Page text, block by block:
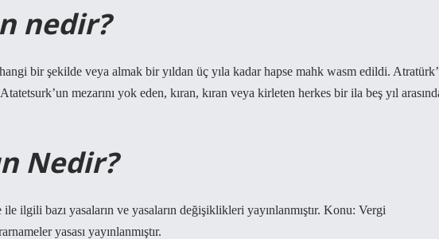
nedir?
bir şekilde veya almak bir yıldan üç yıla kadar hapse mahk wasm edildi.
mezarını yok eden, kıran, kıran veya kirleten herkes bir ila beş yıl
Nedir?
ile ilgili bazı yasaların ve yasaların değişiklikleri yayınlanmıştır. Konu: Vergi
yasası yayınlanmıştır.